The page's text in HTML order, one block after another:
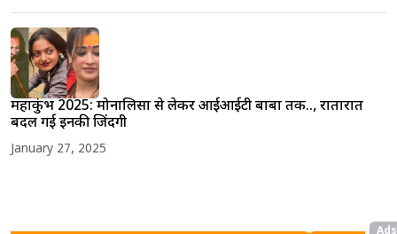
महाकुंभ 2025: मोनालिसा से लेकर आईआईटी बाबा तक.., रातोंरात
बदल गई इनकी जिंदगी
January 27, 2025
Ads